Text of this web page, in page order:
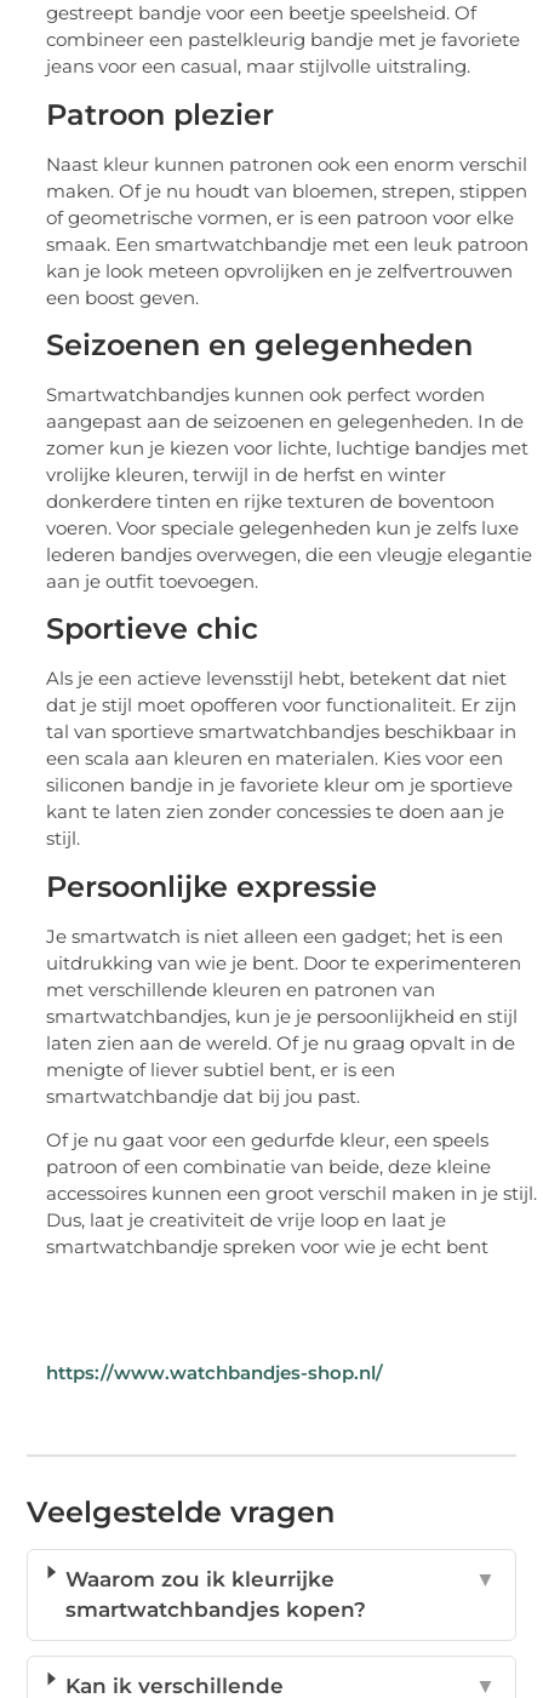
gestreept bandje voor een beetje speelsheid. Of
combineer een pastelkleurig bandje met je favoriete
jeans voor een casual, maar stijlvolle uitstraling.
Patroon plezier
Naast kleur kunnen patronen ook een enorm verschil
maken. Of je nu houdt van bloemen, strepen, stippen
of geometrische vormen, er is een patroon voor elke
smaak. Een smartwatchbandje met een leuk patroon
kan je look meteen opvrolijken en je zelfvertrouwen
een boost geven.
Seizoenen en gelegenheden
Smartwatchbandjes kunnen ook perfect worden
aangepast aan de seizoenen en gelegenheden. In de
zomer kun je kiezen voor lichte, luchtige bandjes met
vrolijke kleuren, terwijl in de herfst en winter
donkerdere tinten en rijke texturen de boventoon
voeren. Voor speciale gelegenheden kun je zelfs luxe
lederen bandjes overwegen, die een vleugje elegantie
aan je outfit toevoegen.
Sportieve chic
Als je een actieve levensstijl hebt, betekent dat niet
dat je stijl moet opofferen voor functionaliteit. Er zijn
tal van sportieve smartwatchbandjes beschikbaar in
een scala aan kleuren en materialen. Kies voor een
siliconen bandje in je favoriete kleur om je sportieve
kant te laten zien zonder concessies te doen aan je
stijl.
Persoonlijke expressie
Je smartwatch is niet alleen een gadget; het is een
uitdrukking van wie je bent. Door te experimenteren
met verschillende kleuren en patronen van
smartwatchbandjes, kun je je persoonlijkheid en stijl
laten zien aan de wereld. Of je nu graag opvalt in de
menigte of liever subtiel bent, er is een
smartwatchbandje dat bij jou past.
Of je nu gaat voor een gedurfde kleur, een speels
patroon of een combinatie van beide, deze kleine
accessoires kunnen een groot verschil maken in je stijl.
Dus, laat je creativiteit de vrije loop en laat je
smartwatchbandje spreken voor wie je echt bent
https://www.watchbandjes-shop.nl/
Veelgestelde vragen
Waarom zou ik kleurrijke
smartwatchbandjes kopen?
▼
Kan ik verschillende ▼